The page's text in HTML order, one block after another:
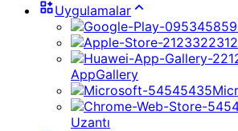
Uygulamalar
AppGallery
Uzantı